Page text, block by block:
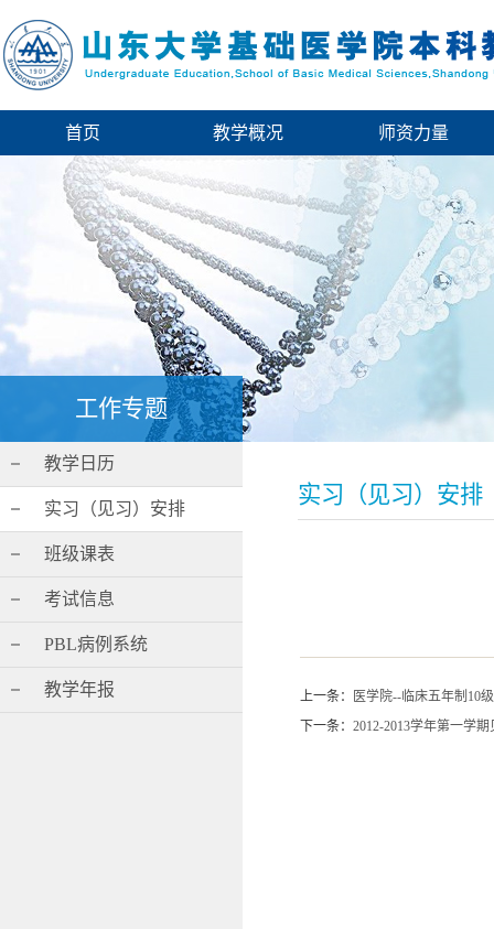
首页 教学概况 师资力量
工作专题
教学日历
实习（见习）安排
班级课表
考试信息
PBL病例系统
教学年报
实习（见习）安排
上一条：
医学院--临床五年制10
下一条： 2012-2013学年第一学